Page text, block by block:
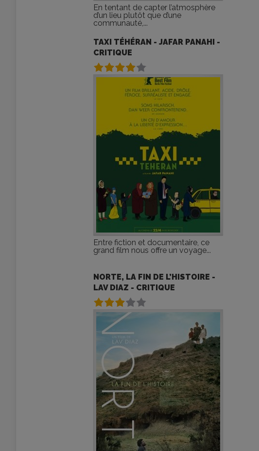
En tentant de capter l’atmosphère
d’un lieu plutôt que d’une
communauté,...
TAXI TÉHÉRAN - JAFAR PANAHI -
CRITIQUE
Entre fiction et documentaire, ce
grand film nous offre un voyage...
NORTE, LA FIN DE L’HISTOIRE -
LAV DIAZ - CRITIQUE